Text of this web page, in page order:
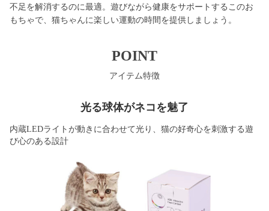
不足を解消するのに最適。遊びながら健康をサポートするこのお
もちゃで、猫ちゃんに楽しい運動の時間を提供しましょう。
POINT
アイテム特徴
光る球体がネコを魅了
内蔵LEDライトが動きに合わせて光り、猫の好奇心を刺激する遊
び心のある設計